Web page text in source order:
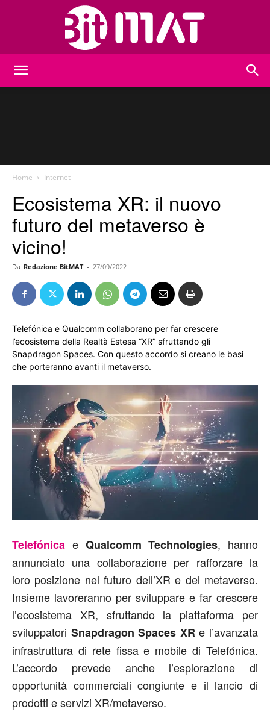
Home Internet
Ecosistema XR: il nuovo
futuro del metaverso è
vicino!
Da Redazione BitMAT - 27/09/2022
Telefónica e Qualcomm collaborano per far crescere
l’ecosistema della Realtà Estesa “XR” sfruttando gli
Snapdragon Spaces. Con questo accordo si creano le basi
che porteranno avanti il metaverso.
Telefónica e Qualcomm Technologies, hanno
annunciato una collaborazione per rafforzare la
loro posizione nel futuro dell’XR e del metaverso.
Insieme lavoreranno per sviluppare e far crescere
l’ecosistema XR, sfruttando la piattaforma per
sviluppatori Snapdragon Spaces XR e l’avanzata
infrastruttura di rete fissa e mobile di Telefónica.
L’accordo prevede anche l’esplorazione di
opportunità commerciali congiunte e il lancio di
prodotti e servizi XR/metaverso.